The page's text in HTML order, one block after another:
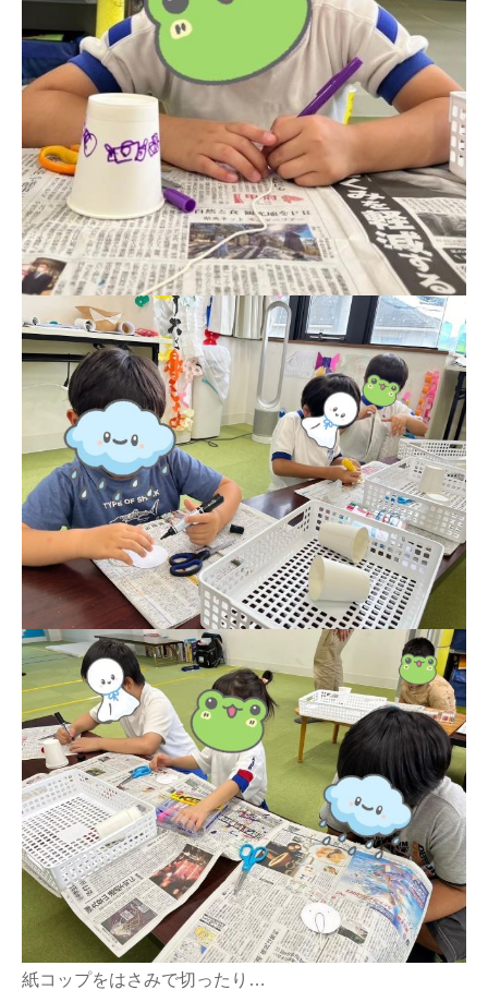
紙コップをはさみで切ったり…